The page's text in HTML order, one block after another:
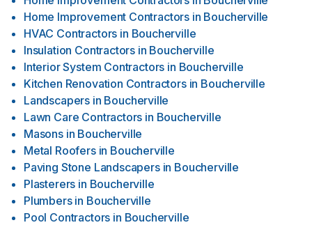
Home Improvement Contractors in Boucherville
HVAC Contractors in Boucherville
Insulation Contractors in Boucherville
Interior System Contractors in Boucherville
Kitchen Renovation Contractors in Boucherville
Landscapers in Boucherville
Lawn Care Contractors in Boucherville
Masons in Boucherville
Metal Roofers in Boucherville
Paving Stone Landscapers in Boucherville
Plasterers in Boucherville
Plumbers in Boucherville
Pool Contractors in Boucherville